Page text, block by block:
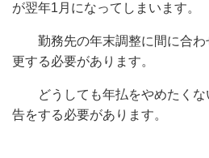
が翌年1月になってしまいます。
勤務先の年末調整に間に合わ
更する必要があります。
どうしても年払をやめたくな
告をする必要があります。